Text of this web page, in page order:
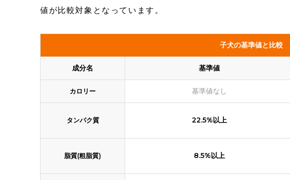
値が比較対象となっています。
子犬の基準値と比較
成分名 基準値
カロリー 基準値なし
タンパク質 22.5%以上
脂質(粗脂質) 8.5%以上